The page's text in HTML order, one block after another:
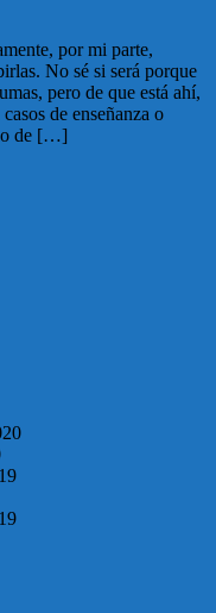
por mi parte,
No sé si será porque
pero de que está ahí,
de enseñanza o
de […]